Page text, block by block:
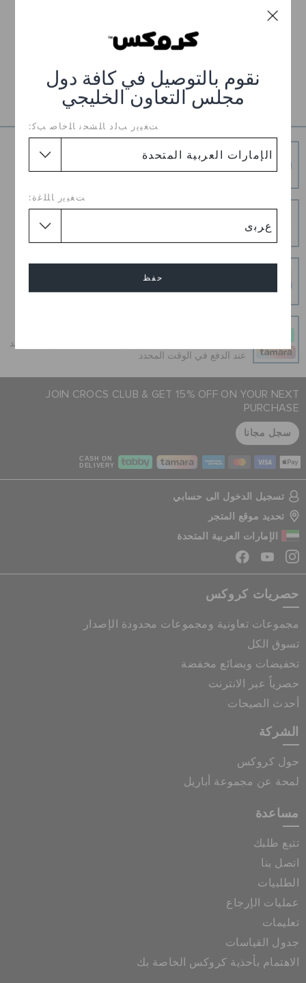
نقوم بالتوصيل في كافة دول
مجلس التعاون الخليجي
ﺖﻐﻴﻳﺭ ﺐﻟﺩ ﺎﻠﺸﺤﻧ ﺎﻠﺧﺎﺻ ﺐﻛ:
ﺖﻐﻴﻳﺭ ﺎﻠﻠﻏﺓ:
حفظ
ارجاع مجاني لجميع الطلبات
تفاصيل المنتج
شحن مجاني
توصيل مجاني على جميع الطلبيات المدفوعة مقدما
إرجاع بدون عناء
هل غيرت رأيك؟ لا تقلق. عملية الإرجاع المجانية لدينا تجعل
الأمر سهلاً.
عمليات دفع آمنة
أحصل على ما تحب اليوم وادفع على 4 دفعات بدون أي فوائد
عند الدفع في الوقت المحدد
JOIN CROCS CLUB & GET 15% OFF ON YOUR NEXT
PURCHASE
سجل مجانا
CASH ON
DELIVERY
تسجيل الدخول الى حسابي
تحديد موقع المتجر
الإمارات العربية المتحدة
حصريات كروكس
مجموعات تعاونية ومجموعات محدودة الإصدار
تسوق الكل
تخفيضات وبضائع مخفضة
حصرياً عبر الانترنت
أحدث الصيحات
الشركة
حول كروكس
لمحة عن مجموعة أباريل
مساعدة
تتبع طلبك
اتصل بنا
الطلبيات
عمليات الإرجاع
تعليمات
جدول القياسات
الاهتمام بأحذية كروكس الخاصة بك